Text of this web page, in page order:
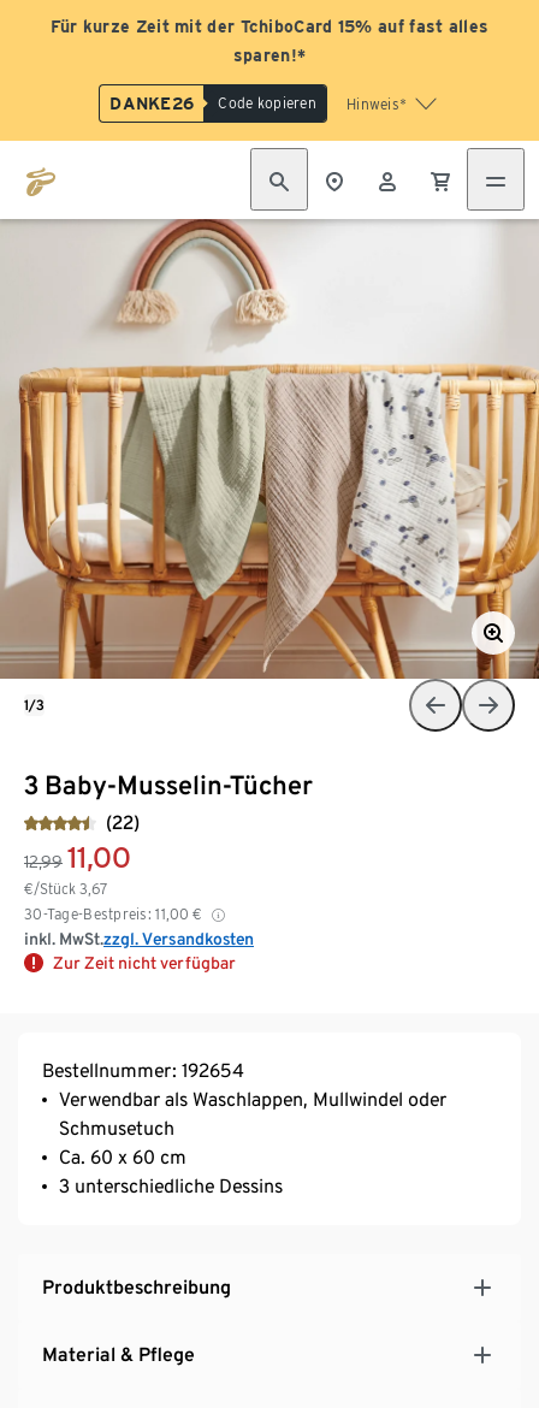
Für kurze Zeit mit der TchiboCard 15% auf fast alles
sparen!*
DANKE26 Code kopieren Hinweis*
3 Baby-Musselin-Tücher
(22)
12,99 11,00
€/Stück 3,67
30-Tage-Bestpreis: 11,00 €
inkl. MwSt.zzgl. Versandkosten
Zur Zeit nicht verfügbar
1/3
Bestellnummer: 192654
Verwendbar als Waschlappen, Mullwindel oder
Schmusetuch
Ca. 60 x 60 cm
3 unterschiedliche Dessins
Produktbeschreibung
Material & Pflege